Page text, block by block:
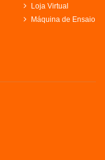
Loja Virtual
Máquina de Ensaio